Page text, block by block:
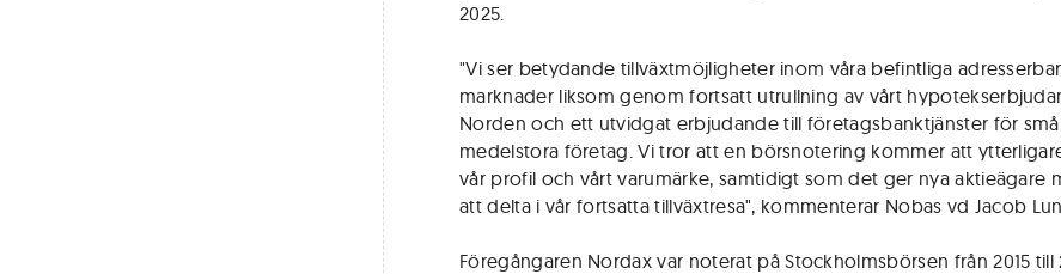
2025.
"Vi ser betydande tillväxtmöjligheter inom våra befintliga
marknader liksom genom fortsatt utrullning av vårt
Norden och ett utvidgat erbjudande till företagsbanktjänster för
medelstora företag. Vi tror att en börsnotering kommer att
vår profil och vårt varumärke, samtidigt som det ger nya aktieägare
att delta i vår fortsatta tillväxtresa", kommenterar Nobas vd Jacob
Föregångaren Nordax var noterat på Stockholmsbörsen från 2015 till